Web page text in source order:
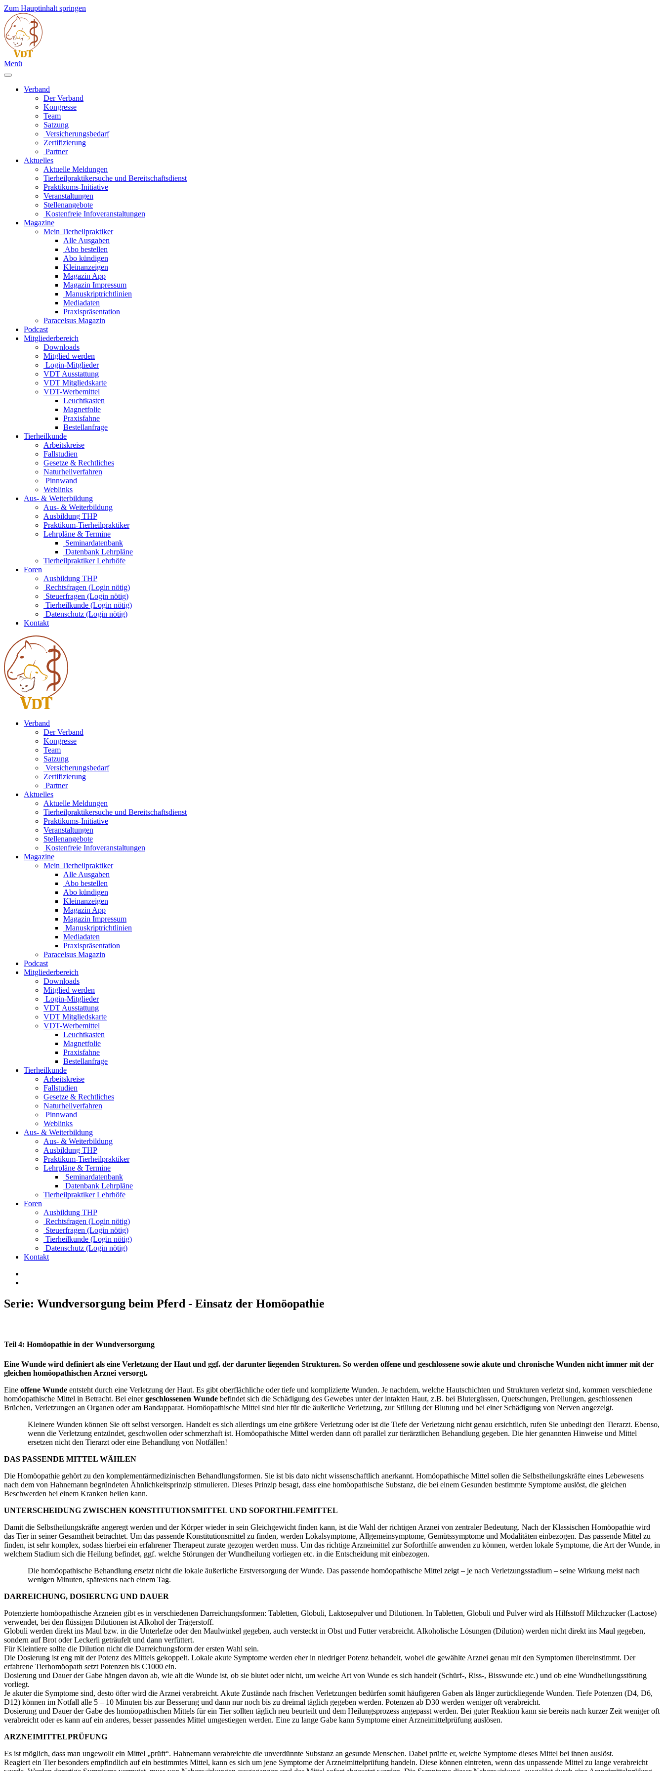
Zum Hauptinhalt springen
Menü
Verband
Der Verband
Kongresse
Team
Satzung
Versicherungsbedarf
Zertifizierung
Partner
Aktuelles
Aktuelle Meldungen
Tierheilpraktikersuche und Bereitschaftsdienst
Praktikums-Initiative
Veranstaltungen
Stellenangebote
Kostenfreie Infoveranstaltungen
Magazine
Mein Tierheilpraktiker
Alle Ausgaben
Abo bestellen
Abo kündigen
Kleinanzeigen
Magazin App
Magazin Impressum
Manuskriptrichtlinien
Mediadaten
Praxispräsentation
Paracelsus Magazin
Podcast
Mitgliederbereich
Downloads
Mitglied werden
Login-Mitglieder
VDT Ausstattung
VDT Mitgliedskarte
VDT-Werbemittel
Leuchtkasten
Magnetfolie
Praxisfahne
Bestellanfrage
Tierheilkunde
Arbeitskreise
Fallstudien
Gesetze & Rechtliches
Naturheilverfahren
Pinnwand
Weblinks
Aus- & Weiterbildung
Aus- & Weiterbildung
Ausbildung THP
Praktikum-Tierheilpraktiker
Lehrpläne & Termine
Seminardatenbank
Datenbank Lehrpläne
Tierheilpraktiker Lehrhöfe
Foren
Ausbildung THP
Rechtsfragen (Login nötig)
Steuerfragen (Login nötig)
Tierheilkunde (Login nötig)
Datenschutz (Login nötig)
Kontakt
Verband
Der Verband
Kongresse
Team
Satzung
Versicherungsbedarf
Zertifizierung
Partner
Aktuelles
Aktuelle Meldungen
Tierheilpraktikersuche und Bereitschaftsdienst
Praktikums-Initiative
Veranstaltungen
Stellenangebote
Kostenfreie Infoveranstaltungen
Magazine
Mein Tierheilpraktiker
Alle Ausgaben
Abo bestellen
Abo kündigen
Kleinanzeigen
Magazin App
Magazin Impressum
Manuskriptrichtlinien
Mediadaten
Praxispräsentation
Paracelsus Magazin
Podcast
Mitgliederbereich
Downloads
Mitglied werden
Login-Mitglieder
VDT Ausstattung
VDT Mitgliedskarte
VDT-Werbemittel
Leuchtkasten
Magnetfolie
Praxisfahne
Bestellanfrage
Tierheilkunde
Arbeitskreise
Fallstudien
Gesetze & Rechtliches
Naturheilverfahren
Pinnwand
Weblinks
Aus- & Weiterbildung
Aus- & Weiterbildung
Ausbildung THP
Praktikum-Tierheilpraktiker
Lehrpläne & Termine
Seminardatenbank
Datenbank Lehrpläne
Tierheilpraktiker Lehrhöfe
Foren
Ausbildung THP
Rechtsfragen (Login nötig)
Steuerfragen (Login nötig)
Tierheilkunde (Login nötig)
Datenschutz (Login nötig)
Kontakt
Serie: Wundversorgung beim Pferd - Einsatz der Homöopathie
Teil 4: Homöopathie in der Wundversorgung
Eine Wunde wird definiert als eine Verletzung der Haut und ggf. der darunter liegenden Strukturen. So werden offene und geschlossene sowie akute und chronische Wunden nicht immer mit der
gleichen homöopathischen Arznei versorgt.
Eine offene Wunde entsteht durch eine Verletzung der Haut. Es gibt oberflächliche oder tiefe und komplizierte Wunden. Je nachdem, welche Hautschichten und Strukturen verletzt sind, kommen verschiedene
homöopathische Mittel in Betracht. Bei einergeschlossenen Wunde befindet sich die Schädigung des Gewebes unter der intakten Haut, z.B. bei Blutergüssen, Quetschungen, Prellungen, geschlossenen
Brüchen, Verletzungen an Organen oder am Bandapparat. Homöopathische Mittel sind hier für die äußerliche Verletzung, zur Stillung der Blutung und bei einer Schädigung von Nerven angezeigt.
Kleinere Wunden können Sie oft selbst versorgen. Handelt es sich allerdings um eine größere Verletzung oder ist die Tiefe der Verletzung nicht genau ersichtlich, rufen Sie unbedingt den Tierarzt. Ebenso,
wenn die Verletzung entzündet, geschwollen oder schmerzhaft ist. Homöopathische Mittel werden dann oft parallel zur tierärztlichen Behandlung gegeben. Die hier genannten Hinweise und Mittel
ersetzen nicht den Tierarzt oder eine Behandlung von Notfällen!
DAS PASSENDE MITTEL WÄHLEN
Die Homöopathie gehört zu den komplementärmedizinischen Behandlungsformen. Sie ist bis dato nicht wissenschaftlich anerkannt. Homöopathische Mittel sollen die Selbstheilungskräfte eines Lebewesens
nach dem von Hahnemann begründeten Ähnlichkeitsprinzip stimulieren. Dieses Prinzip besagt, dass eine homöopathische Substanz, die bei einem Gesunden bestimmte Symptome auslöst, die gleichen
Beschwerden bei einem Kranken heilen kann.
UNTERSCHEIDUNG ZWISCHEN KONSTITUTIONSMITTEL UND SOFORTHILFEMITTEL
Damit die Selbstheilungskräfte angeregt werden und der Körper wieder in sein Gleichgewicht finden kann, ist die Wahl der richtigen Arznei von zentraler Bedeutung. Nach der Klassischen Homöopathie wird
das Tier in seiner Gesamtheit betrachtet. Um das passende Konstitutionsmittel zu finden, werden Lokalsymptome, Allgemeinsymptome, Gemütssymptome und Modalitäten einbezogen. Das passende Mittel zu
finden, ist sehr komplex, sodass hierbei ein erfahrener Therapeut zurate gezogen werden muss. Um das richtige Arzneimittel zur Soforthilfe anwenden zu können, werden lokale Symptome, die Art der Wunde, in
welchem Stadium sich die Heilung befindet, ggf. welche Störungen der Wundheilung vorliegen etc. in die Entscheidung mit einbezogen.
Die homöopathische Behandlung ersetzt nicht die lokale äußerliche Erstversorgung der Wunde. Das passende homöopathische Mittel zeigt – je nach Verletzungsstadium – seine Wirkung meist nach
wenigen Minuten, spätestens nach einem Tag.
DARREICHUNG, DOSIERUNG UND DAUER
Potenzierte homöopathische Arzneien gibt es in verschiedenen Darreichungsformen: Tabletten, Globuli, Laktosepulver und Dilutionen. In Tabletten, Globuli und Pulver wird als Hilfsstoff Milchzucker (Lactose)
verwendet, bei den flüssigen Dilutionen ist Alkohol der Trägerstoff.
Globuli werden direkt ins Maul bzw. in die Unterlefze oder den Maulwinkel gegeben, auch versteckt in Obst und Futter verabreicht. Alkoholische Lösungen (Dilution) werden nicht direkt ins Maul gegeben,
sondern auf Brot oder Leckerli geträufelt und dann verfüttert.
Für Kleintiere sollte die Dilution nicht die Darreichungsform der ersten Wahl sein.
Die Dosierung ist eng mit der Potenz des Mittels gekoppelt. Lokale akute Symptome werden eher in niedriger Potenz behandelt, wobei die gewählte Arznei genau mit den Symptomen übereinstimmt. Der
erfahrene Tierhomöopath setzt Potenzen bis C1000 ein.
Dosierung und Dauer der Gabe hängen davon ab, wie alt die Wunde ist, ob sie blutet oder nicht, um welche Art von Wunde es sich handelt (Schürf-, Riss-, Bisswunde etc.) und ob eine Wundheilungsstörung
vorliegt.
Je akuter die Symptome sind, desto öfter wird die Arznei verabreicht. Akute Zustände nach frischen Verletzungen bedürfen somit häufigeren Gaben als länger zurückliegende Wunden. Tiefe Potenzen (D4, D6,
D12) können im Notfall alle 5 – 10 Minuten bis zur Besserung und dann nur noch bis zu dreimal täglich gegeben werden. Potenzen ab D30 werden weniger oft verabreicht.
Dosierung und Dauer der Gabe des homöopathischen Mittels für ein Tier sollten täglich neu beurteilt und dem Heilungsprozess angepasst werden. Bei guter Reaktion kann sie bereits nach kurzer Zeit weniger oft
verabreicht oder es kann auf ein anderes, besser passendes Mittel umgestiegen werden. Eine zu lange Gabe kann Symptome einer Arzneimittelprüfung auslösen.
ARZNEIMITTELPRÜFUNG
Es ist möglich, dass man ungewollt ein Mittel „prüft“. Hahnemann verabreichte die unverdünnte Substanz an gesunde Menschen. Dabei prüfte er, welche Symptome dieses Mittel bei ihnen auslöst.
Reagiert ein Tier besonders empfindlich auf ein bestimmtes Mittel, kann es sich um jene Symptome der Arzneimittelprüfung handeln. Diese können eintreten, wenn das unpassende Mittel zu lange verabreicht